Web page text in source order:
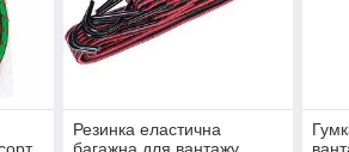
Резинка еластична
багажна для вантажу